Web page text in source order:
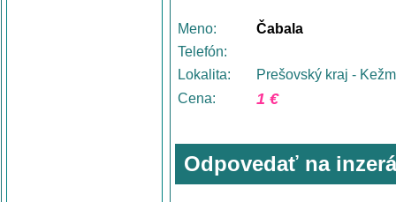
Meno:
Čabala
Telefón:
Lokalita:
Prešovský kraj -
Cena:
1 €
Odpovedať na